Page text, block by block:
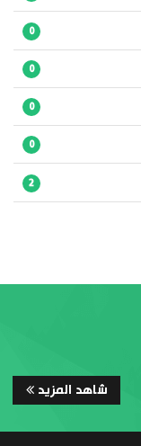
0
0
0
0
2
شاهد المزيد